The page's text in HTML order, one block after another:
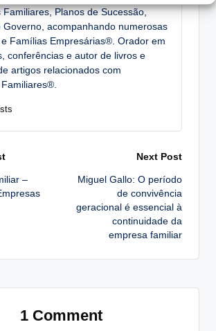
Familiares, Planos de Sucessão,
Governo, acompanhando numerosas
e Famílias Empresárias®. Orador em
conferências e autor de livros e
artigos relacionados com
–
Next Post
Miguel Gallo: O período
de convivência
geracional é essencial à
continuidade da
empresa familiar
1 Comment